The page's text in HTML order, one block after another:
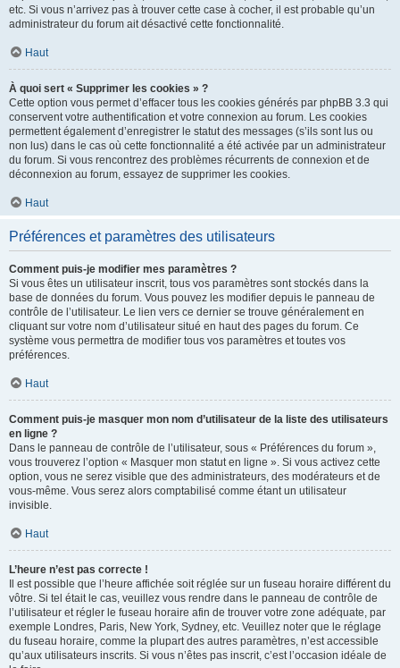
etc. Si vous n’arrivez pas à trouver cette case à cocher, il est probable qu’un
administrateur du forum ait désactivé cette fonctionnalité.
Haut
À quoi sert « Supprimer les cookies » ?
Cette option vous permet d’effacer tous les cookies générés par phpBB 3.3 qui
conservent votre authentification et votre connexion au forum. Les cookies
permettent également d’enregistrer le statut des messages (s’ils sont lus ou
non lus) dans le cas où cette fonctionnalité a été activée par un administrateur
du forum. Si vous rencontrez des problèmes récurrents de connexion et de
déconnexion au forum, essayez de supprimer les cookies.
Haut
Préférences et paramètres des utilisateurs
Comment puis-je modifier mes paramètres ?
Si vous êtes un utilisateur inscrit, tous vos paramètres sont stockés dans la
base de données du forum. Vous pouvez les modifier depuis le panneau de
contrôle de l’utilisateur. Le lien vers ce dernier se trouve généralement en
cliquant sur votre nom d’utilisateur situé en haut des pages du forum. Ce
système vous permettra de modifier tous vos paramètres et toutes vos
préférences.
Haut
Comment puis-je masquer mon nom d’utilisateur de la liste des utilisateurs
en ligne ?
Dans le panneau de contrôle de l’utilisateur, sous « Préférences du forum »,
vous trouverez l’option « Masquer mon statut en ligne ». Si vous activez cette
option, vous ne serez visible que des administrateurs, des modérateurs et de
vous-même. Vous serez alors comptabilisé comme étant un utilisateur
invisible.
Haut
L’heure n’est pas correcte !
Il est possible que l’heure affichée soit réglée sur un fuseau horaire différent du
vôtre. Si tel était le cas, veuillez vous rendre dans le panneau de contrôle de
l’utilisateur et régler le fuseau horaire afin de trouver votre zone adéquate, par
exemple Londres, Paris, New York, Sydney, etc. Veuillez noter que le réglage
du fuseau horaire, comme la plupart des autres paramètres, n’est accessible
qu’aux utilisateurs inscrits. Si vous n’êtes pas inscrit, c’est l’occasion idéale de